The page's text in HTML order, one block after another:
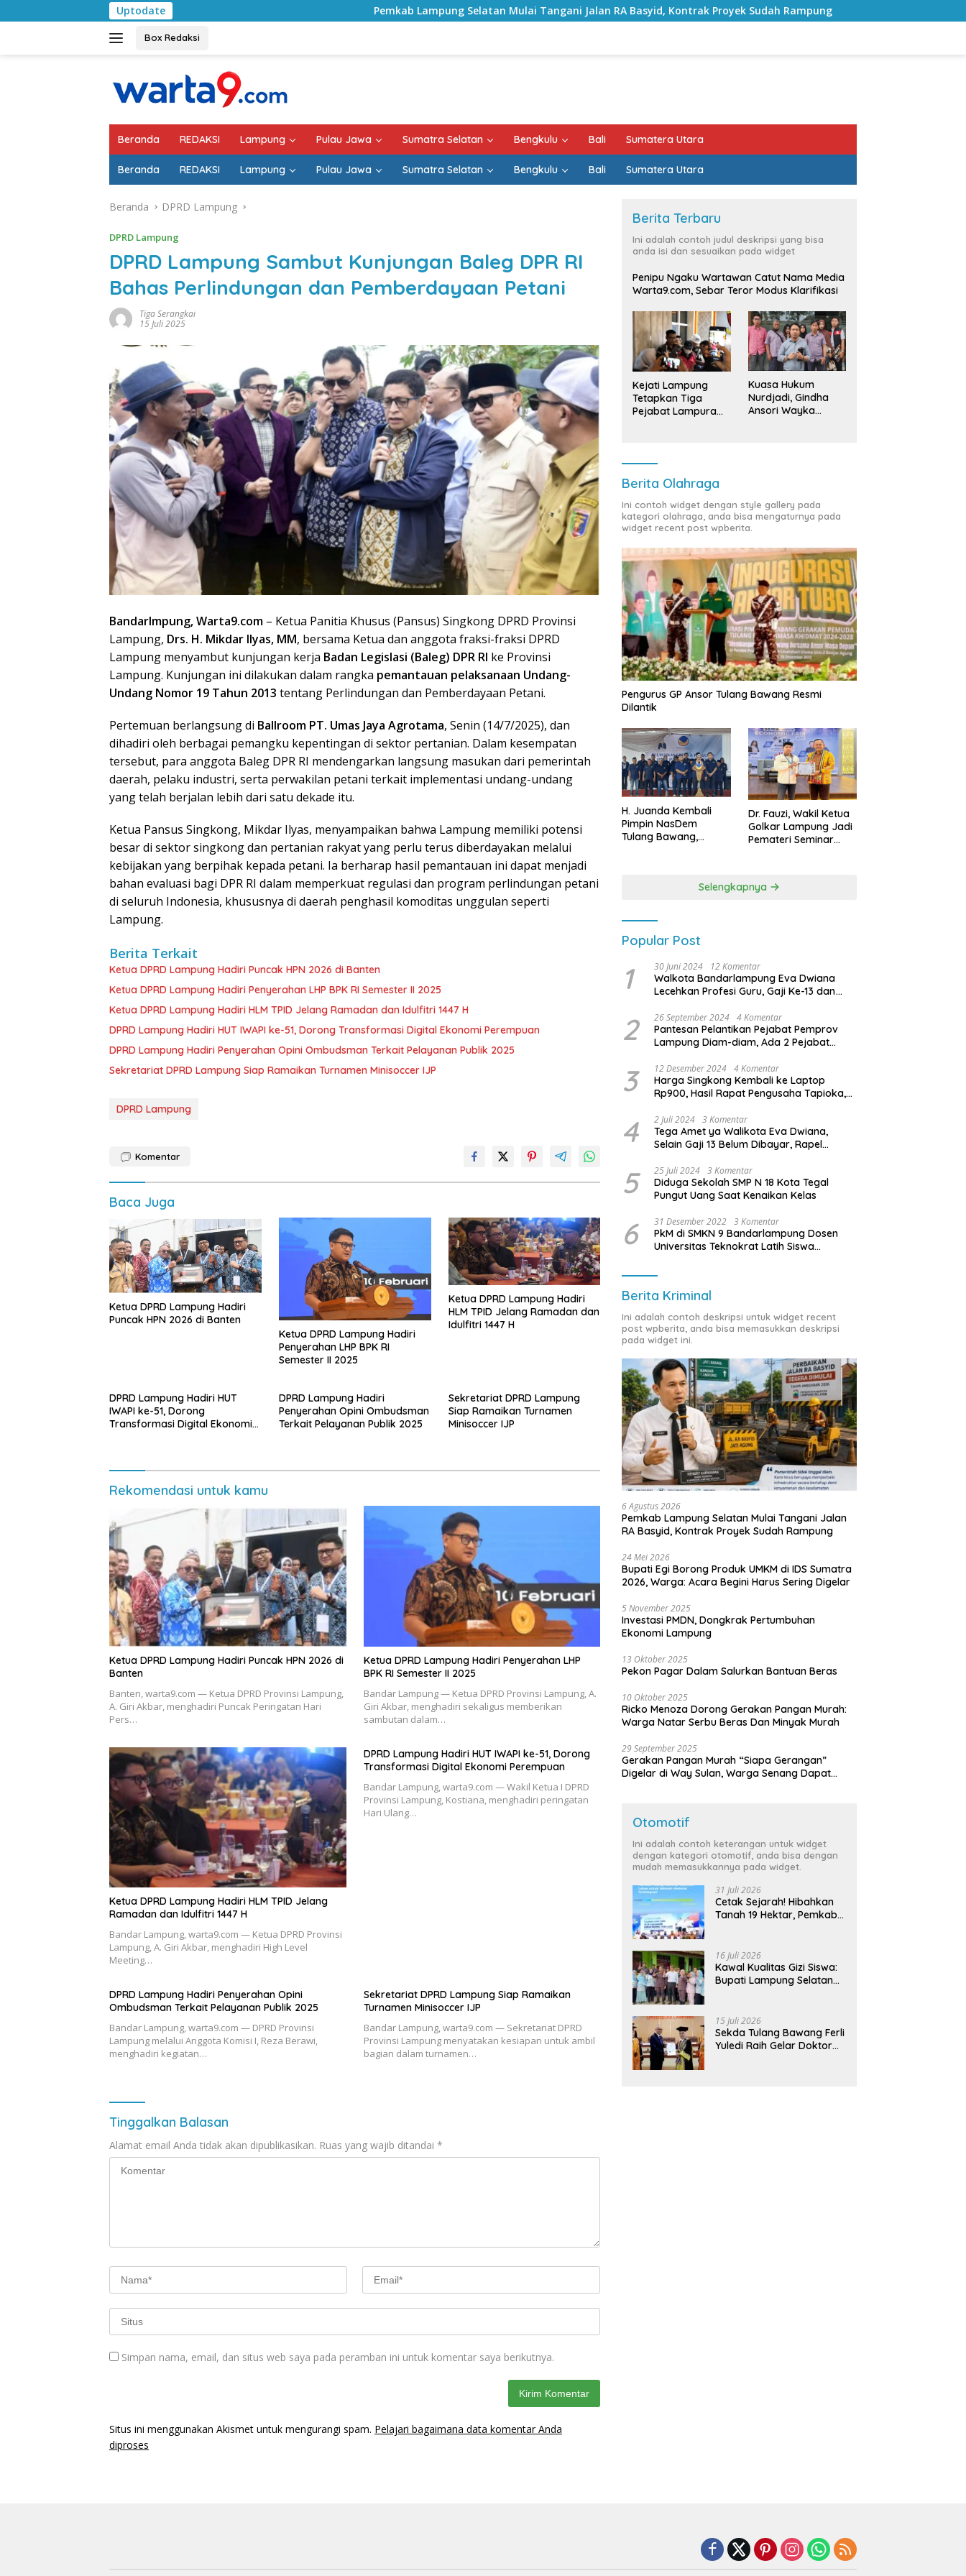
ke
Uptodate Pemkab Lampung Selatan Mulai Tangani Jalan RA Basyid, Kontrak Proyek Sudah Rampung Bulan Kemerdekaan, Bupati
Box Redaksi
Beranda REDAKSI Lampung Pulau Jawa Sumatra Selatan Bengkulu Bali Sumatera Utara
Beranda REDAKSI Lampung Pulau Jawa Sumatra Selatan Bengkulu Bali Sumatera Utara
Beranda DPRD Lampung
DPRD Lampung
DPRD Lampung Sambut Kunjungan Baleg DPR RI
Bahas Perlindungan dan Pemberdayaan Petani
Tiga Serangkai
15 Juli 2025
Bandarlmpung, Warta9.com – Ketua Panitia Khusus (Pansus) Singkong DPRD Provinsi
Lampung, Drs. H. Mikdar Ilyas, MM, bersama Ketua dan anggota fraksi-fraksi DPRD
Lampung menyambut kunjungan kerja Badan Legislasi (Baleg) DPR RI ke Provinsi
Lampung. Kunjungan ini dilakukan dalam rangka pemantauan pelaksanaan Undang-
Undang Nomor 19 Tahun 2013 tentang Perlindungan dan Pemberdayaan Petani.
Pertemuan berlangsung di Ballroom PT. Umas Jaya Agrotama, Senin (14/7/2025), dan
dihadiri oleh berbagai pemangku kepentingan di sektor pertanian. Dalam kesempatan
tersebut, para anggota Baleg DPR RI mendengarkan langsung masukan dari pemerintah
daerah, pelaku industri, serta perwakilan petani terkait implementasi undang-undang
yang telah berjalan lebih dari satu dekade itu.
Ketua Pansus Singkong, Mikdar Ilyas, menyampaikan bahwa Lampung memiliki potensi
besar di sektor singkong dan pertanian rakyat yang perlu terus diberdayakan melalui
kebijakan yang berpihak kepada petani. Ia berharap hasil pemantauan ini dapat menjadi
bahan evaluasi bagi DPR RI dalam memperkuat regulasi dan program perlindungan petani
di seluruh Indonesia, khususnya di daerah penghasil komoditas unggulan seperti
Lampung.
Berita Terkait
Ketua DPRD Lampung Hadiri Puncak HPN 2026 di Banten
Ketua DPRD Lampung Hadiri Penyerahan LHP BPK RI Semester II 2025
Ketua DPRD Lampung Hadiri HLM TPID Jelang Ramadan dan Idulfitri 1447 H
DPRD Lampung Hadiri HUT IWAPI ke-51, Dorong Transformasi Digital Ekonomi Perempuan
DPRD Lampung Hadiri Penyerahan Opini Ombudsman Terkait Pelayanan Publik 2025
Sekretariat DPRD Lampung Siap Ramaikan Turnamen Minisoccer IJP
DPRD Lampung
Komentar
Baca Juga
Ketua DPRD Lampung Hadiri
Puncak HPN 2026 di Banten
Ketua DPRD Lampung Hadiri
Penyerahan LHP BPK RI
Semester II 2025
Ketua DPRD Lampung Hadiri
HLM TPID Jelang Ramadan dan
Idulfitri 1447 H
DPRD Lampung Hadiri HUT
IWAPI ke-51, Dorong
Transformasi Digital Ekonomi
DPRD Lampung Hadiri
Penyerahan Opini Ombudsman
Terkait Pelayanan Publik 2025
Sekretariat DPRD Lampung
Siap Ramaikan Turnamen
Minisoccer IJP
Rekomendasi untuk kamu
Ketua DPRD Lampung Hadiri Puncak HPN 2026 di
Banten
Banten, warta9.com — Ketua DPRD Provinsi Lampung,
A. Giri Akbar, menghadiri Puncak Peringatan Hari
Pers…
Ketua DPRD Lampung Hadiri Penyerahan LHP
BPK RI Semester II 2025
Bandar Lampung — Ketua DPRD Provinsi Lampung, A.
Giri Akbar, menghadiri sekaligus memberikan
sambutan dalam…
Ketua DPRD Lampung Hadiri HLM TPID Jelang
Ramadan dan Idulfitri 1447 H
Bandar Lampung, warta9.com — Ketua DPRD Provinsi
Lampung, A. Giri Akbar, menghadiri High Level
Meeting…
DPRD Lampung Hadiri HUT IWAPI ke-51, Dorong
Transformasi Digital Ekonomi Perempuan
Bandar Lampung, warta9.com — Wakil Ketua I DPRD
Provinsi Lampung, Kostiana, menghadiri peringatan
Hari Ulang…
DPRD Lampung Hadiri Penyerahan Opini
Ombudsman Terkait Pelayanan Publik 2025
Bandar Lampung, warta9.com — DPRD Provinsi
Lampung melalui Anggota Komisi I, Reza Berawi,
menghadiri kegiatan…
Sekretariat DPRD Lampung Siap Ramaikan
Turnamen Minisoccer IJP
Bandar Lampung, warta9.com — Sekretariat DPRD
Provinsi Lampung menyatakan kesiapan untuk ambil
bagian dalam turnamen…
Tinggalkan Balasan
Alamat email Anda tidak akan dipublikasikan. Ruas yang wajib ditandai *
Simpan nama, email, dan situs web saya pada peramban ini untuk komentar saya berikutnya.
Situs ini menggunakan Akismet untuk mengurangi spam. Pelajari bagaimana data komentar Anda
diproses
Berita Terbaru
Ini adalah contoh judul deskripsi yang bisa
anda isi dan sesuaikan pada widget
Penipu Ngaku Wartawan Catut Nama Media
Warta9.com, Sebar Teror Modus Klarifikasi
Kejati Lampung
Tetapkan Tiga
Pejabat Lampura
Kuasa Hukum
Nurdjadi, Gindha
Ansori Wayka
Berita Olahraga
Ini contoh widget dengan style gallery pada
kategori olahraga, anda bisa mengaturnya pada
widget recent post wpberita.
Pengurus GP Ansor Tulang Bawang Resmi
Dilantik
H. Juanda Kembali
Pimpin NasDem
Tulang Bawang,
Dr. Fauzi, Wakil Ketua
Golkar Lampung Jadi
Pemateri Seminar
Kebangsaan
Selengkapnya
Popular Post
1 30 Juni 2024 12 Komentar
Walkota Bandarlampung Eva Dwiana
Lecehkan Profesi Guru, Gaji Ke-13 dan
2 26 September 2024 4 Komentar
Pantesan Pelantikan Pejabat Pemprov
Lampung Diam-diam, Ada 2 Pejabat
3 12 Desember 2024 4 Komentar
Harga Singkong Kembali ke Laptop
Rp900, Hasil Rapat Pengusaha Tapioka,
Lampung
4 2 Juli 2024 3 Komentar
Tega Amet ya Walikota Eva Dwiana,
Selain Gaji 13 Belum Dibayar, Rapel
Dibayar
5 25 Juli 2024 3 Komentar
Diduga Sekolah SMP N 18 Kota Tegal
Pungut Uang Saat Kenaikan Kelas
6 31 Desember 2022 3 Komentar
PkM di SMKN 9 Bandarlampung Dosen
Universitas Teknokrat Latih Siswa
Berita Kriminal
Ini adalah contoh deskripsi untuk widget recent
post wpberita, anda bisa memasukkan deskripsi
pada widget ini.
6 Agustus 2026
Pemkab Lampung Selatan Mulai Tangani Jalan
RA Basyid, Kontrak Proyek Sudah Rampung
24 Mei 2026
Bupati Egi Borong Produk UMKM di IDS Sumatra
2026, Warga: Acara Begini Harus Sering Digelar
5 November 2025
Investasi PMDN, Dongkrak Pertumbuhan
Ekonomi Lampung
13 Oktober 2025
Pekon Pagar Dalam Salurkan Bantuan Beras
10 Oktober 2025
Ricko Menoza Dorong Gerakan Pangan Murah:
Warga Natar Serbu Beras Dan Minyak Murah
29 September 2025
Gerakan Pangan Murah “Siapa Gerangan”
Digelar di Way Sulan, Warga Senang Dapat
Otomotif
Ini adalah contoh keterangan untuk widget
dengan kategori otomotif, anda bisa dengan
mudah memasukkannya pada widget.
31 Juli 2026
Cetak Sejarah! Hibahkan
Tanah 19 Hektar, Pemkab
Terintegrasi Pertama di
Lampung
16 Juli 2026
Kawal Kualitas Gizi Siswa:
Bupati Lampung Selatan
Bergizi Gratis di Natar
15 Juli 2026
Sekda Tulang Bawang Ferli
Yuledi Raih Gelar Doktor